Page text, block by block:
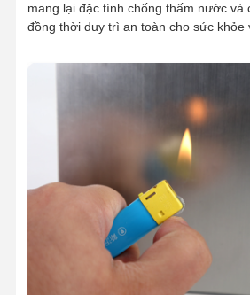
mang lại đặc tính chống thấm nước và
đồng thời duy trì an toàn cho sức khỏe